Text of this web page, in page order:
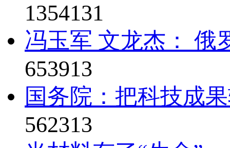
1354131
冯玉军 文龙杰： 俄
653913
国务院：把科技成
562313